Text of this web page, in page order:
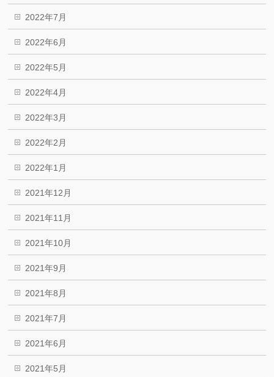
2022年7月
2022年6月
2022年5月
2022年4月
2022年3月
2022年2月
2022年1月
2021年12月
2021年11月
2021年10月
2021年9月
2021年8月
2021年7月
2021年6月
2021年5月